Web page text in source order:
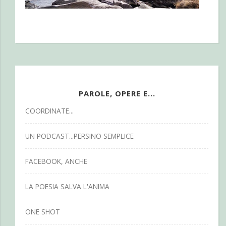
PAROLE, OPERE E...
COORDINATE...
UN PODCAST...PERSINO SEMPLICE
FACEBOOK, ANCHE
LA POESIA SALVA L'ANIMA
ONE SHOT